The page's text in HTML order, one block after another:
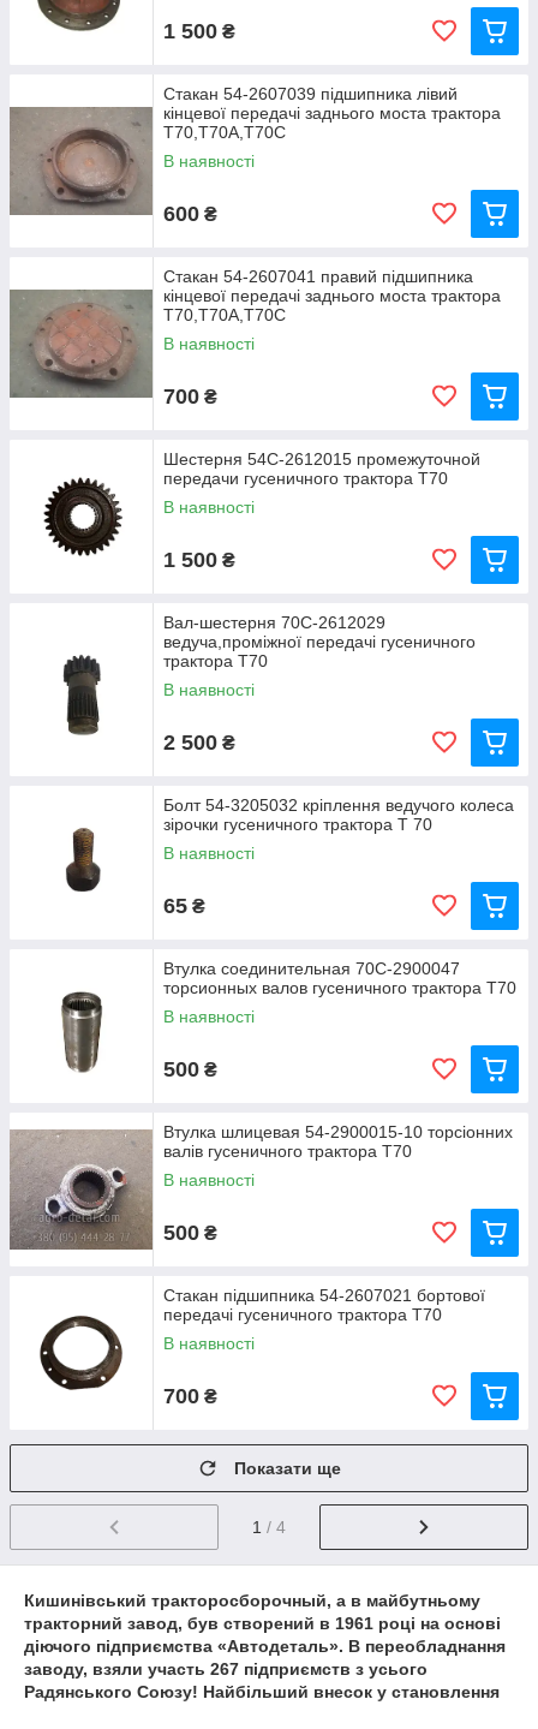
1 500 ₴
Стакан 54-2607039 підшипника лівий
кінцевої передачі заднього моста трактора
Т70,Т70А,Т70С
В наявності
600 ₴
Стакан 54-2607041 правий підшипника
кінцевої передачі заднього моста трактора
Т70,Т70А,Т70С
В наявності
700 ₴
Шестерня 54С-2612015 промежуточной
передачи гусеничного трактора Т70
В наявності
1 500 ₴
Вал-шестерня 70С-2612029
ведуча,проміжної передачі гусеничного
трактора Т70
В наявності
2 500 ₴
Болт 54-3205032 кріплення ведучого колеса
зірочки гусеничного трактора Т 70
В наявності
65 ₴
Втулка соединительная 70С-2900047
торсионных валов гусеничного трактора Т70
В наявності
500 ₴
Втулка шлицевая 54-2900015-10 торсіонних
валів гусеничного трактора Т70
В наявності
500 ₴
Стакан підшипника 54-2607021 бортової
передачі гусеничного трактора Т70
В наявності
700 ₴
Показати ще
1 / 4
Кишинівський тракторосборочный, а в майбутньому
тракторний завод, був створений в 1961 році на основі
діючого підприємства «Автодеталь». В переобладнання
заводу, взяли участь 267 підприємств з усього
Радянського Союзу! Найбільший внесок у становлення